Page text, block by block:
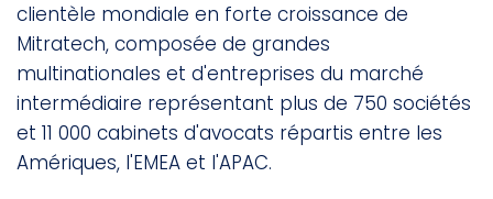
clientèle mondiale en forte croissance de
Mitratech, composée de grandes
multinationales et d'entreprises du marché
intermédiaire représentant plus de 750 sociétés
et 11 000 cabinets d'avocats répartis entre les
Amériques, l'EMEA et l'APAC.